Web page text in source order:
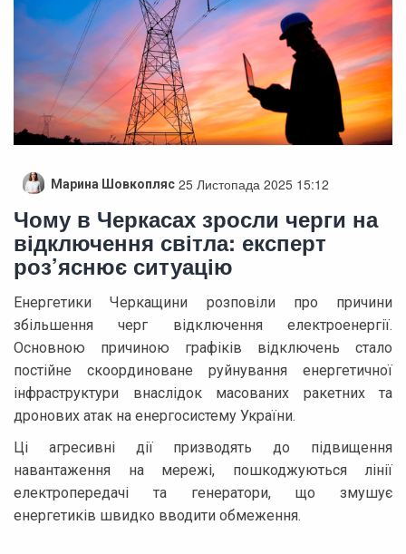
Марина Шовкопляс 25 Листопада 2025 15:12
Чому в Черкасах зросли черги на
відключення світла: експерт
роз’яснює ситуацію
Енергетики Черкащини розповіли про причини
збільшення черг відключення електроенергії.
Основною причиною графіків відключень стало
постійне скоординоване руйнування енергетичної
інфраструктури внаслідок масованих ракетних та
дронових атак на енергосистему України.
Ці агресивні дії призводять до підвищення
навантаження на мережі, пошкоджуються лінії
електропередачі та генератори, що змушує
енергетиків швидко вводити обмеження.